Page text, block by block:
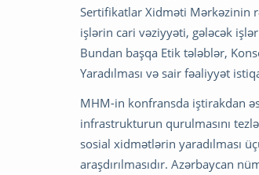
Sertifikatlar Xidməti Mərkəzinin
işlərin cari vəziyyəti, gələcək
Bundan başqa Etik tələblər,
Yaradılması və sair fəaliyyət
MHM-in konfransda iştirakdan
infrastrukturun qurulmasını
sosial xidmətlərin yaradılması
araşdırılmasıdır. Azərbaycan